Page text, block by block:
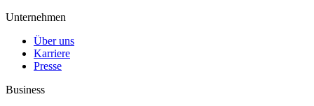
Unternehmen
Über uns
Karriere
Presse
Business